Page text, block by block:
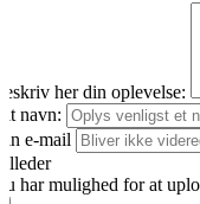
her din oplevelse:
navn:
e-mail
har mulighed for at